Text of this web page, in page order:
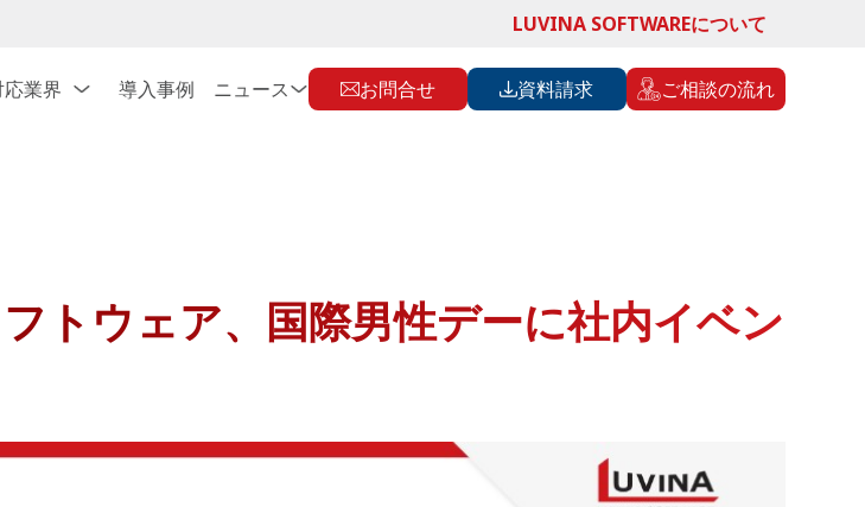
LUVINA SOFTWAREについて
応業界 導入事例 ニュース お問合せ 資料請求 ご相談の流れ
トウェア、国際男性デーに社内イベン